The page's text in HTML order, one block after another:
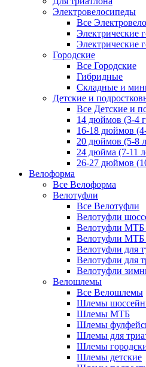
Электровелосипеды
Все
Электрические
Электрические
Городские
Все Городские
Гибридные
Складные и
Детские и
Все Детские и
14 дюймов (3-4
16-18 дюймов
20 дюймов (5-8
24 дюйма (7-11
26-27 дюймов
Велоформа
Все Велоформа
Велотуфли
Все Велотуфли
Велотуфли
Велотуфли МТБ
Велотуфли МТБ
Велотуфли для
Велотуфли для
Велотуфли
Велошлемы
Все Велошлемы
Шлемы
Шлемы МТБ
Шлемы
Шлемы для
Шлемы
Шлемы детские